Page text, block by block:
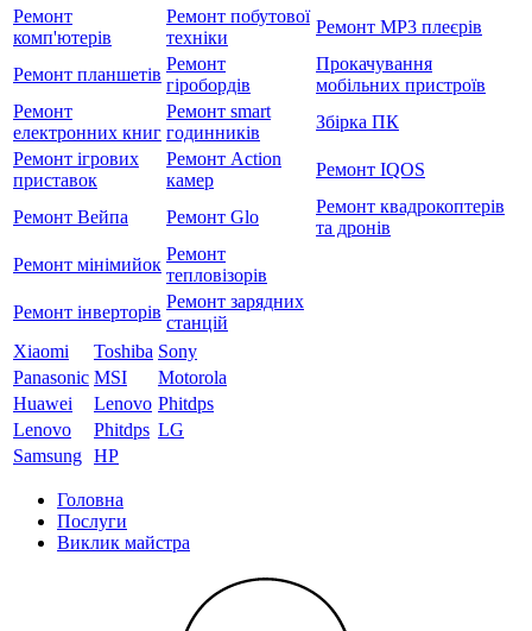
Ремонт
комп'ютерів
Ремонт побутової
техніки
Ремонт MP3 плеєрів
Ремонт планшетів
Ремонт
гіробордів
Прокачування
мобільних пристроїв
Ремонт
електронних книг
Ремонт smart
годинників
Збірка ПК
Ремонт ігрових
приставок
Ремонт Action
камер
Ремонт IQOS
Ремонт Вейпа Ремонт Glo
Ремонт квадрокоптерів
та дронів
Ремонт мiнiмийок
Ремонт
тепловізорів
Ремонт інверторів
Ремонт зарядних
станцій
Xiaomi
Toshiba Sony
Panasonic MSI
Motorola
Huawei
Lenovo Phitdps
Lenovo
Phitdps LG
Samsung HP
Головна
Послуги
Виклик майстра